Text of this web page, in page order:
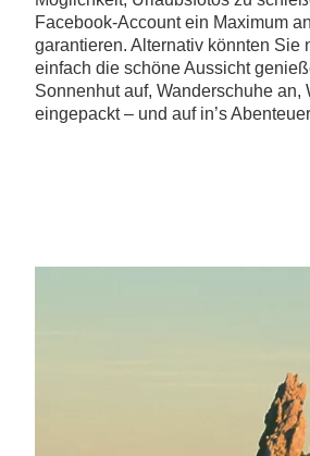
Facebook-Account ein Maximum
garantieren. Alternativ könnten Sie
einfach die schöne Aussicht
Sonnenhut auf, Wanderschuhe an,
eingepackt – und auf in’s